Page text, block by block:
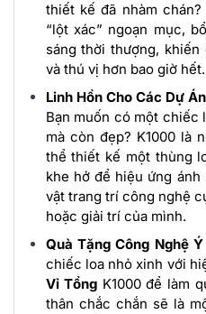
thiết kế đã nhàm chán?
“lột xác” ngoạn mục,
sáng thời thượng,
và thú vị hơn bao giờ hết.
Linh Hồn Cho Các Dự
Bạn muốn có một chiếc
mà còn đẹp? K1000 là
thể thiết kế một thùng
khe hở để hiệu ứng
vật trang trí công nghệ
hoặc giải trí của mình.
Quà Tặng Công Nghệ
chiếc loa nhỏ xinh với
Vỉ Tổng K1000 để làm
thân chắc chắn sẽ là